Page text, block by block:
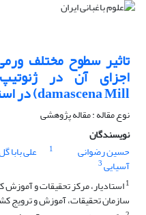
تاثیر سطوح مختلف
damascena Mill‏) در استان گلستان
نوع مقاله : مقاله پژوهشی
نویسندگان
حسین رضوانی
1 علی بابا
آسیایی3
1استادیار، مرکز تحقیقات و آموزش
سازمان تحقیقات، آموزش و ترویج